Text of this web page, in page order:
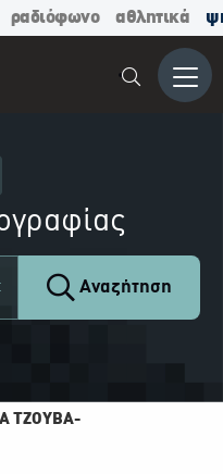
ραδιόφωνο αθλητικά
Μενού
Αναζήτηση
ΤΖΟΎΒΑ-